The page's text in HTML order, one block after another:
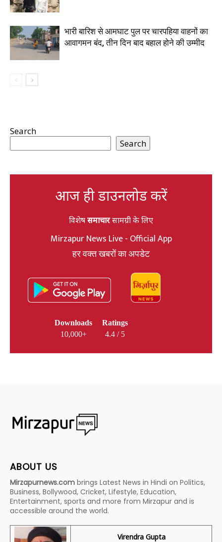
भारी बारिश से आमघाट पुल पर चारपहिया वाहनों का
आवागमन बंद, तीन दिन बाद बहाल होने की उम्मीद
Search
Search
आज ही डाउनलोड करें
विशेषसमाचारसामग्री के लिए
Mirzapur News Live - Official App
हर वक्त खबरों का अपडेट
Downloads
10,000+
Ratings
4.4 / 5
ABOUT US
Mirzapurnews.com brings Latest News in Hindi on Politics,
Business, Bollywood, Cricket, Lifestyle, Education,
Entertainment, sports and more from Mirzapur and is
accessible around the world.
Virendra Gupta